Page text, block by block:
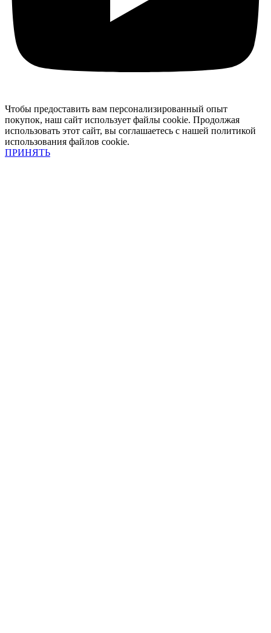
Чтобы предоставить вам персонализированный опыт
покупок, наш сайт использует файлы cookie. Продолжая
использовать этот сайт, вы соглашаетесь с нашей политикой
использования файлов cookie.
ПРИНЯТЬ